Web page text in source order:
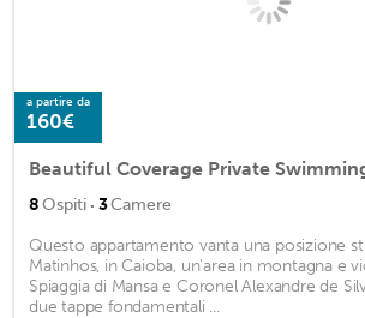
a partire da
160€
8Ospiti · 3Camere
Questo appartamento vanta una posizione
Matinhos, in Caioba, un'area in montagna e
Spiaggia di Mansa e Coronel Alexandre de
due tappe fondamentali ...